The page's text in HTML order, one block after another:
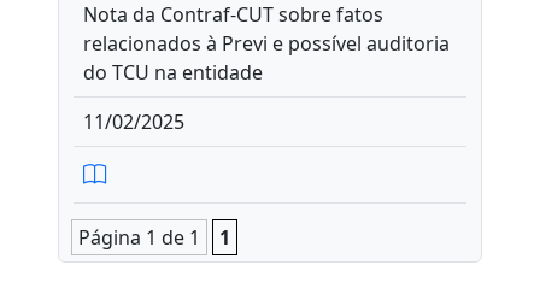
Nota da Contraf-CUT sobre fatos
relacionados à Previ e possível auditoria
do TCU na entidade
11/02/2025
Página 1 de 1 1